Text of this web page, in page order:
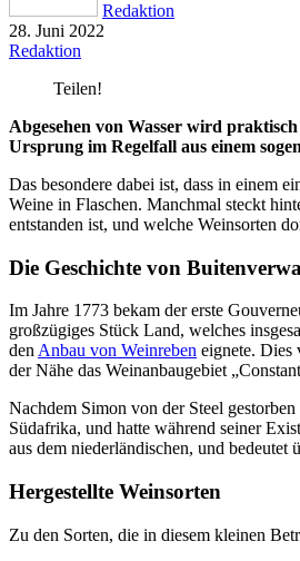
Redaktion
28. Juni 2022
Redaktion
Teilen!
Abgesehen von Wasser wird
Ursprung im Regelfall aus einem
Das besondere dabei ist, dass in einem
Weine in Flaschen. Manchmal steckt
entstanden ist, und welche Weinsorten
Die Geschichte von
Im Jahre 1773 bekam der erste
großzügiges Stück Land, welches
denAnbau von Weinreben eignete. Dies
der Nähe das Weinanbaugebiet
Nachdem Simon von der Steel
Südafrika, und hatte während seiner
aus dem niederländischen, und bedeutet
Hergestellte Weinsorten
Zu den Sorten, die in diesem kleinen